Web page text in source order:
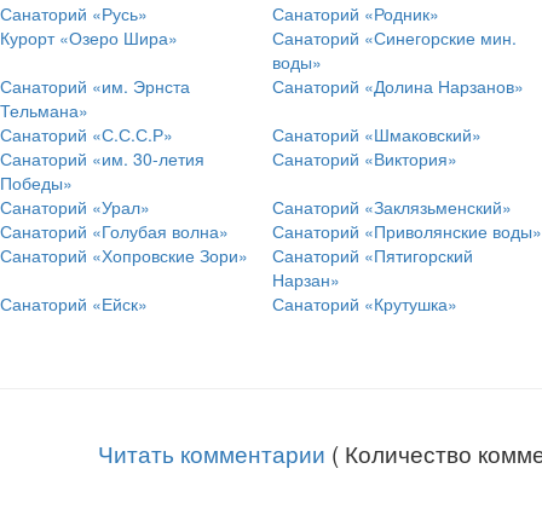
Санаторий «Русь»
Санаторий «Родник»
Курорт «Озеро Шира»
Санаторий «Синегорские мин.
воды»
Санаторий «им. Эрнста
Тельмана»
Санаторий «Долина Нарзанов»
Санаторий «С.С.С.Р»
Санаторий «Шмаковский»
Санаторий «им. 30-летия
Победы»
Санаторий «Виктория»
Санаторий «Урал»
Санаторий «Заклязьменский»
Санаторий «Голубая волна»
Санаторий «Приволянские воды»
Санаторий «Хопровские Зори»
Санаторий «Пятигорский
Нарзан»
Санаторий «Ейск»
Санаторий «Крутушка»
Читать комментарии ( Количество